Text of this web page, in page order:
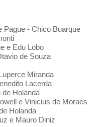
Pague - Chico Buarque
e Edu Lobo
de Souza
Miranda
Lacerda
Holanda
e Vinicius de Moraes
Holanda
e Mauro Diniz